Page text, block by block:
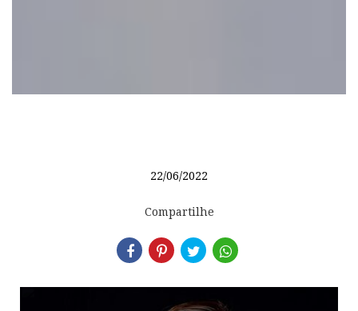
22/06/2022
Compartilhe